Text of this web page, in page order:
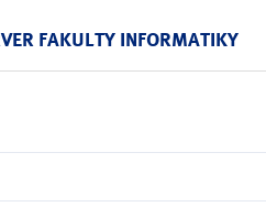
FAKULTY INFORMATIKY